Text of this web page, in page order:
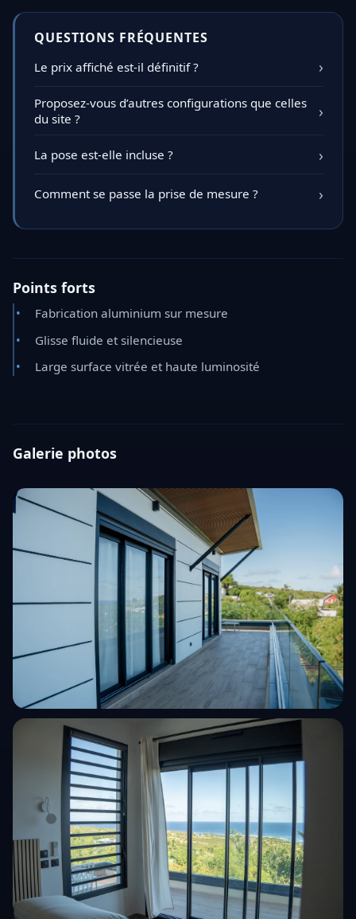
QUESTIONS FRÉQUENTES
Le prix affiché est-il définitif ?
Proposez-vous d’autres configurations que celles
du site ?
La pose est-elle incluse ?
Comment se passe la prise de mesure ?
Points forts
Fabrication aluminium sur mesure
Glisse fluide et silencieuse
Large surface vitrée et haute luminosité
Galerie photos